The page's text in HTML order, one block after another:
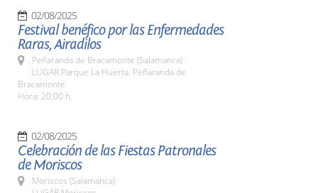
02/08/2025
Festival benéfico por las Enfermedades
Raras, Airadilos
Peñaranda de Bracamonte (Salamanca)
LUGAR Parque La Huerta. Peñaranda de
Bracamonte
Hora: 20:00 h.
02/08/2025
Celebración de las Fiestas Patronales
de Moriscos
Moriscos (Salamanca)